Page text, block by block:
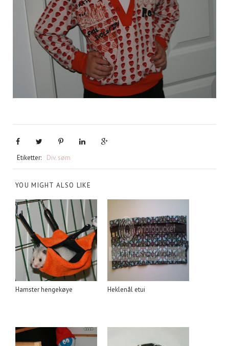
Etiketter: Div. søm
YOU MIGHT ALSO LIKE
Hamster hengekøye Heklenål etui